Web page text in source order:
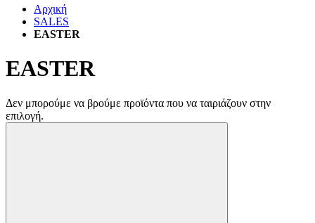
Αρχική
SALES
EASTER
EASTER
Δεν μπορούμε να βρούμε προϊόντα που να ταιριάζουν στην
επιλογή.